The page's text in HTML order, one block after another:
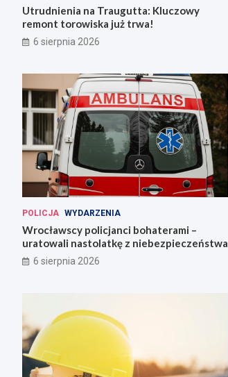
Utrudnienia na Traugutta: Kluczowy
remont torowiska już trwa!
6 sierpnia 2026
POLICJA WYDARZENIA
Wrocławscy policjanci bohaterami –
uratowali nastolatkę z niebezpieczeństwa
6 sierpnia 2026